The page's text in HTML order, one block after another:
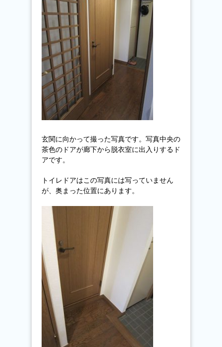
玄関に向かって撮った写真です。写真中央の
茶色のドアが廊下から脱衣室に出入りするド
アです。
トイレドアはこの写真には写っていません
が、奥まった位置にあります。